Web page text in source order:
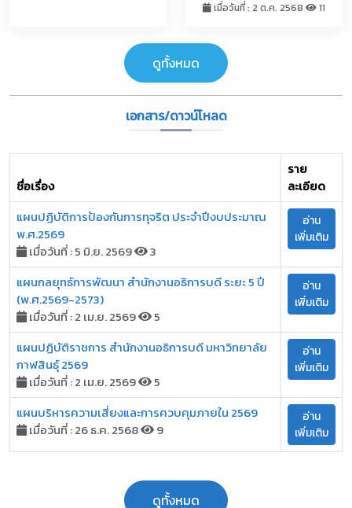
เมื่อวันที่ : 2 ต.ค. 2568 11
ดูทั้งหมด
เอกสาร/ดาวน์โหลด
ชื่อเรื่อง
ราย
ละเอียด
แผนปฏิบัติการป้องกันการทุจริต ประจำปีงบประมาณ
พ.ศ.2569
เมื่อวันที่ : 5 มิ.ย. 2569
3
อ่าน
เพิ่มเติม
แผนกลยุทธ์การพัฒนา สำนักงานอธิการบดี ระยะ 5 ปี
(พ.ศ.2569-2573)
เมื่อวันที่ : 2 เม.ย. 2569
5
อ่าน
เพิ่มเติม
แผนปฏิบัติราชการ สำนักงานอธิการบดี มหาวิทยาลัย
กาฬสินธุ์ 2569
เมื่อวันที่ : 2 เม.ย. 2569
5
อ่าน
เพิ่มเติม
แผนบริหารความเสี่ยงและการควบคุมภายใน 2569
เมื่อวันที่ : 26 ธ.ค. 2568
9
อ่าน
เพิ่มเติม
ดูทั้งหมด